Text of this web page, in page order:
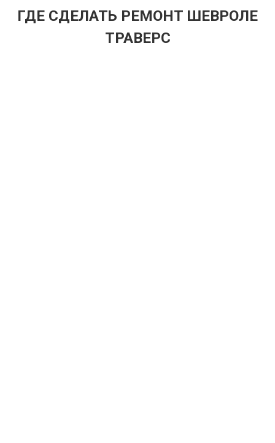
ГДЕ СДЕЛАТЬ РЕМОНТ ШЕВРОЛЕ
ТРАВЕРС